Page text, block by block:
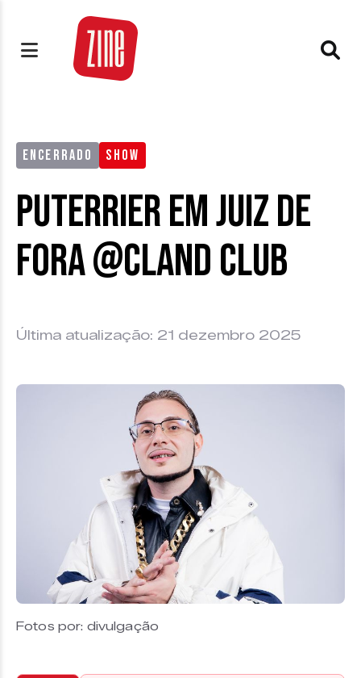
ENCERRADO SHOW
Puterrier em Juiz de
Fora @Cland Club
Última atualização: 21 dezembro 2025
Fotos por: divulgação